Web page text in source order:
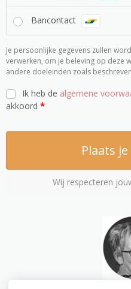
Bancontact
Je persoonlijke gegevens zullen
verwerken, om je beleving op deze
andere doeleinden zoals
Ik heb de algemene
akkoord *
Plaats
Wij respecteren